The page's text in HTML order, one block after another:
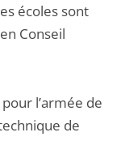
écoles sont
Conseil
l’armée de
de